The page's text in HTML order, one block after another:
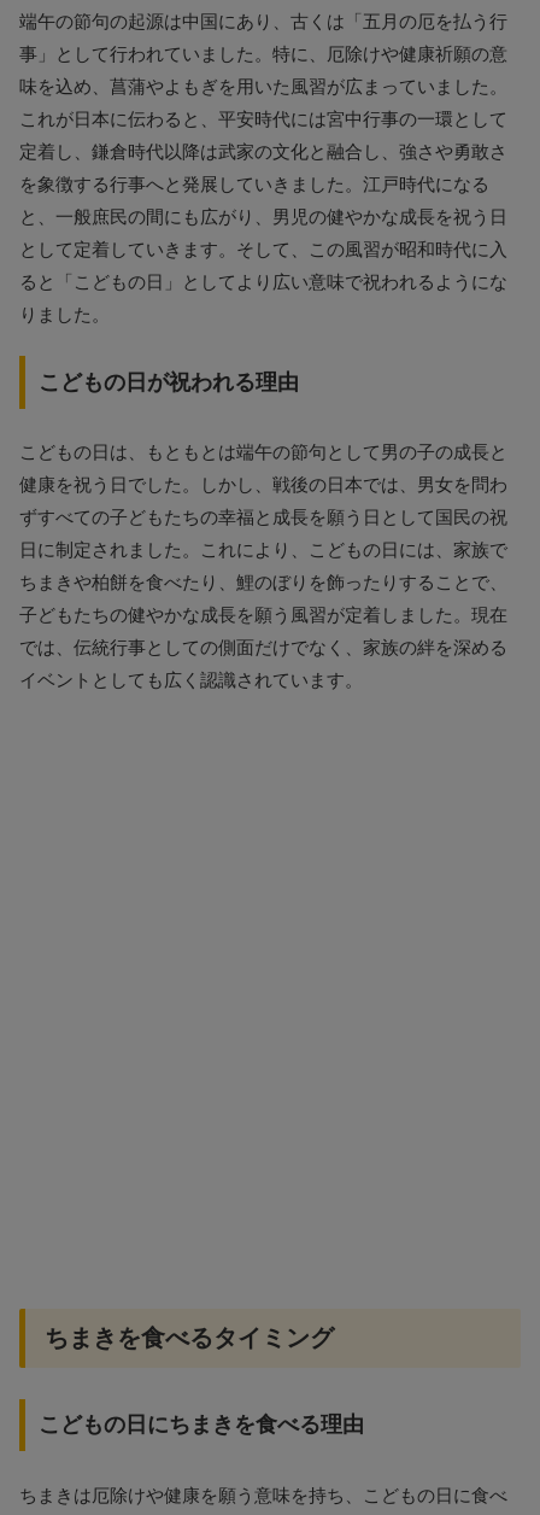
端午の節句の起源は中国にあり、古くは「五月の厄を払う行
事」として行われていました。特に、厄除けや健康祈願の意
味を込め、菖蒲やよもぎを用いた風習が広まっていました。
これが日本に伝わると、平安時代には宮中行事の一環として
定着し、鎌倉時代以降は武家の文化と融合し、強さや勇敢さ
を象徴する行事へと発展していきました。江戸時代になる
と、一般庶民の間にも広がり、男児の健やかな成長を祝う日
として定着していきます。そして、この風習が昭和時代に入
ると「こどもの日」としてより広い意味で祝われるようにな
りました。
こどもの日が祝われる理由
こどもの日は、もともとは端午の節句として男の子の成長と
健康を祝う日でした。しかし、戦後の日本では、男女を問わ
ずすべての子どもたちの幸福と成長を願う日として国民の祝
日に制定されました。これにより、こどもの日には、家族で
ちまきや柏餅を食べたり、鯉のぼりを飾ったりすることで、
子どもたちの健やかな成長を願う風習が定着しました。現在
では、伝統行事としての側面だけでなく、家族の絆を深める
イベントとしても広く認識されています。
ちまきを食べるタイミング
こどもの日にちまきを食べる理由
ちまきは厄除けや健康を願う意味を持ち、こどもの日に食べ